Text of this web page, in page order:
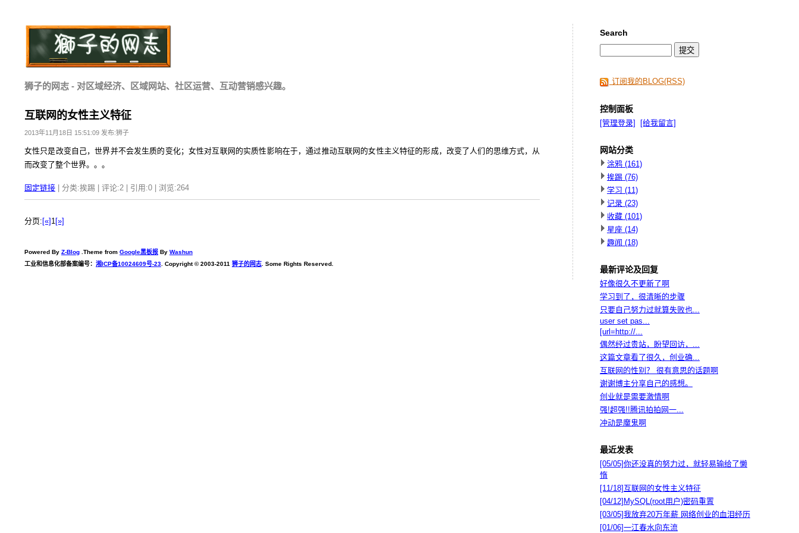
狮子的网志 - 对区域经济、区域网站、社区运营、互动营销感兴趣。
互联网的女性主义特征
2013年11月18日 15:51:09 发布:狮子
女性只是改变自己，世界并不会发生质的变化；女性对互联网的实质性影响在于，通过推动互联网的女性主义特征的形成，改变了人们的思维方式，从
而改变了整个世界。。。
固定链接 | 分类:挨踢 | 评论:2 | 引用:0 | 浏览:264
分页: [«] 1[»]
Powered By Z-Blog .Theme from Google黑板报 By Washun
工业和信息化部备案编号： 湘ICP备10024609号-23 . Copyright © 2003-2011 狮子的网志 . Some Rights Reserved.
Search
订阅我的BLOG(RSS)
控制面板
[管理登录] [给我留言]
网站分类
涂鸦(161)
挨踢(76)
学习 (11)
记录(23)
收藏(101)
星座(14)
趣闻 (18)
最新评论及回复
好像很久不更新了啊
学习到了，很清晰的步骤
只要自己努力过就算失败也...
user set pas...
[url=http://...
偶然经过贵站，盼望回访，...
这篇文章看了很久，创业确...
互联网的性别？ 很有意思的话题啊
谢谢博主分享自己的感想。
创业就是需要激情啊
强!超强!!腾讯拍拍网一...
冲动是魔鬼啊
最近发表
[05/05]你还没真的努力过，就轻易输给了懒
惰
[11/18]互联网的女性主义特征
[04/12]MySQL(root用户)密码重置
[03/05]我放弃20万年薪 网络创业的血泪经历
[01/06]一江春水向东流